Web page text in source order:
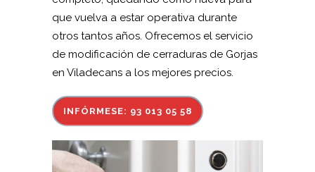
que vuelva a estar operativa durante
otros tantos años. Ofrecemos el servicio
de modificación de cerraduras de Gorjas
en Viladecans a los mejores precios.
INFÓRMESE: 93 013 05 58